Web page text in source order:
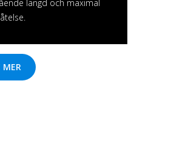
längd och maximal
MER